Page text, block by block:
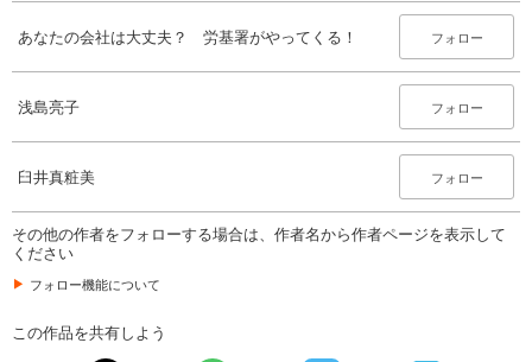
あなたの会社は大丈夫？ 労基署がやってくる！ フォロー
浅島亮子 フォロー
臼井真粧美 フォロー
その他の作者をフォローする場合は、作者名から作者ページを表示して
ください
フォロー機能について
この作品を共有しよう